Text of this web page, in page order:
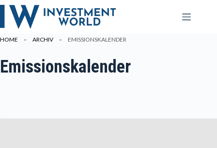
Zum
Inhalt
springen
HOME ARCHIV EMISSIONSKALENDER
Emissionskalender